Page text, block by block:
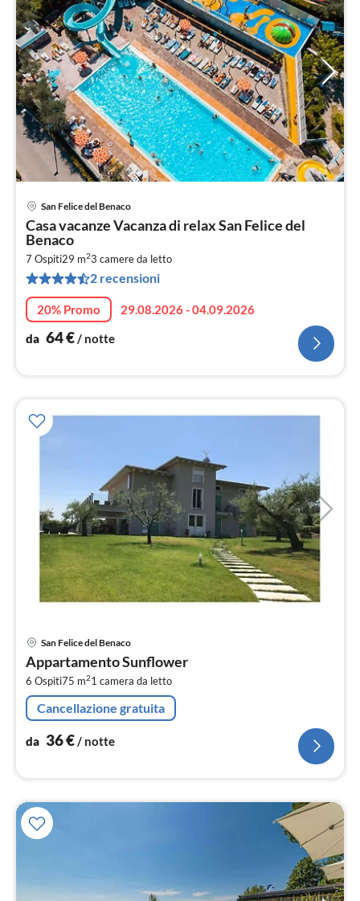
San Felice del Benaco
Casa vacanze Vacanza di relax San Felice del
Benaco
7 Ospiti29 m23 camere da letto
2 recensioni
20% Promo
29.08.2026 - 04.09.2026
da 64€ / notte
San Felice del Benaco
Appartamento Sunflower
6 Ospiti75 m21 camera da letto
Cancellazione gratuita
da 36€/ notte